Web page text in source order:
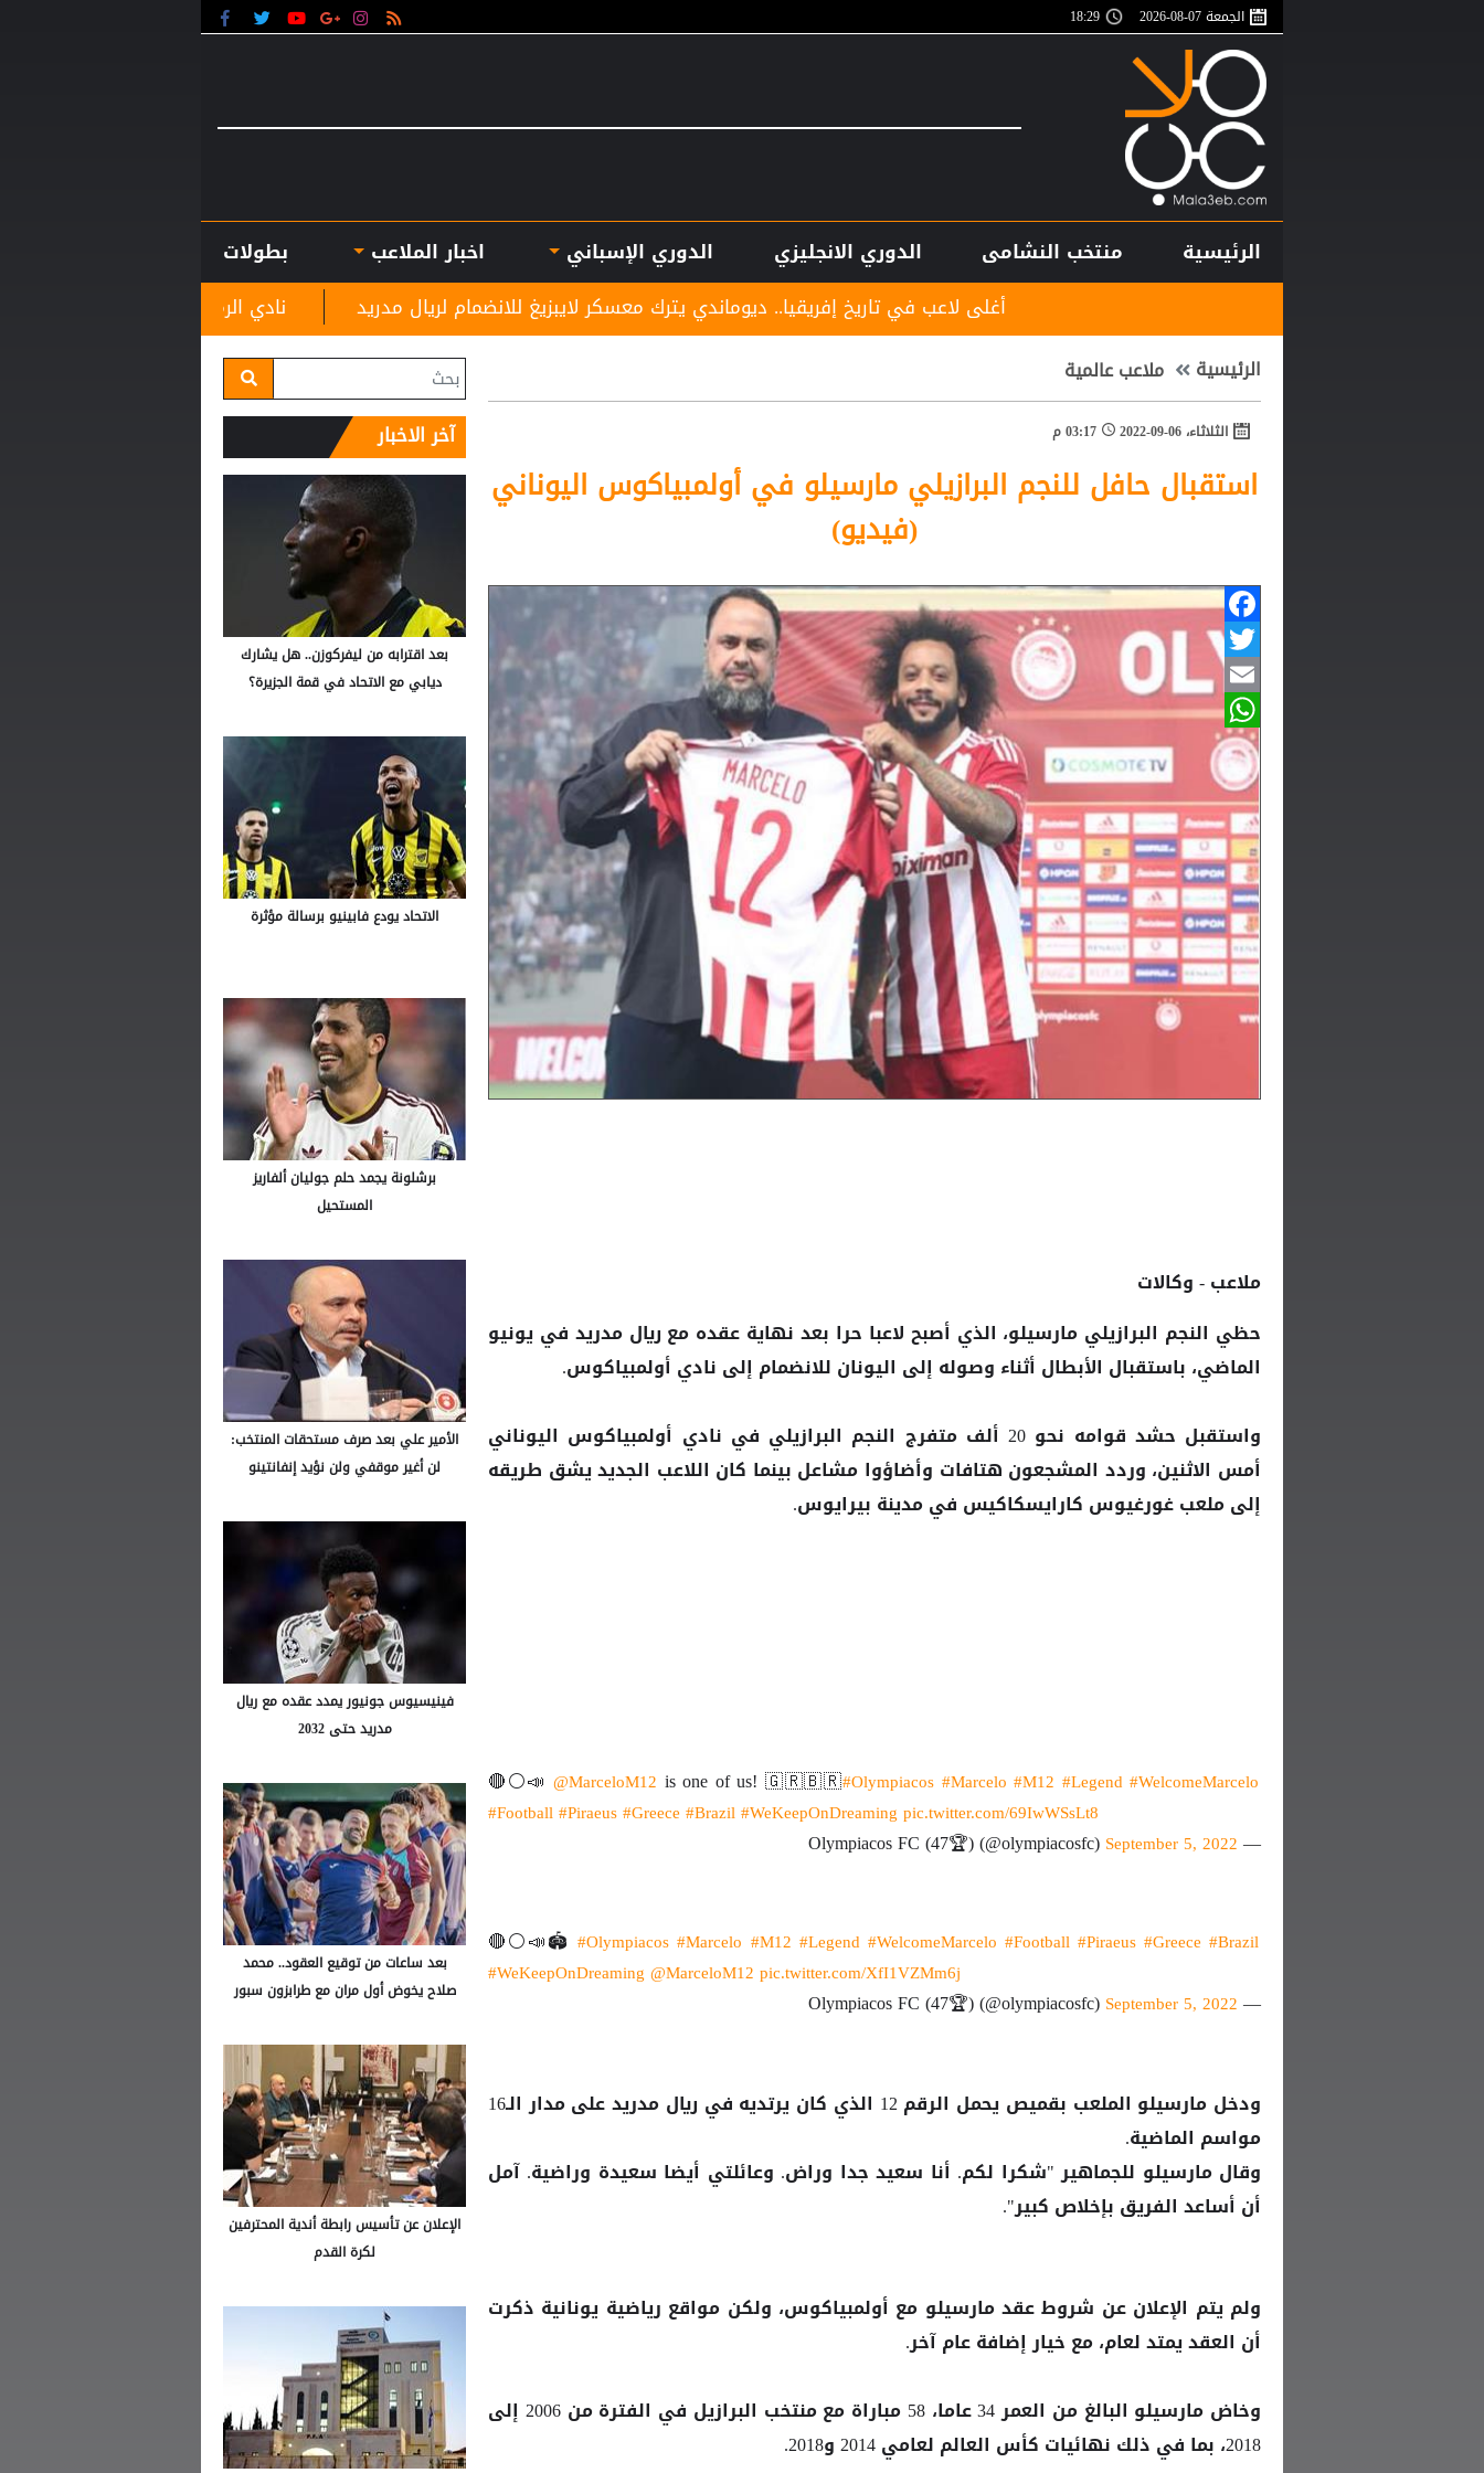
الجمعة 07-08-2026 18:29
الرئيسية منتخب النشامى الدوري الانجليزي الدوري الإسباني اخبار الملاعب
بطولات
نادي الرمثا يستقبل مدربه الجديد غاسانين استعدادًا
أغلى لاعب في تاريخ إفريقيا.. ديوماندي يترك معسكر لايبزيغ للانضمام لريال مدريد
الرئيسية ملاعب عالمية
الثلاثاء، 06-09-2022 03:17 م
استقبال حافل للنجم البرازيلي مارسيلو في أولمبياكوس اليوناني
(فيديو)
Facebook
Twitter
Email
WhatsApp
ملاعب - وكالات
حظي النجم البرازيلي مارسيلو، الذي أصبح لاعبا حرا بعد نهاية عقده مع ريال مدريد في يونيو
الماضي، باستقبال الأبطال أثناء وصوله إلى اليونان للانضمام إلى نادي أولمبياكوس.
واستقبل حشد قوامه نحو 20 ألف متفرج النجم البرازيلي في نادي أولمبياكوس اليوناني
أمس الاثنين، وردد المشجعون هتافات وأضاؤوا مشاعل بينما كان اللاعب الجديد يشق طريقه
إلى ملعب غورغيوس كارايسكاكيس في مدينة بيرايوس.
🔴⚪️📣@MarceloM12 is one of us! 🇬🇷🇧🇷#Olympiacos #Marcelo #M12 #Legend #WelcomeMarcelo
#Football#Piraeus#Greece #Brazil#WeKeepOnDreamingpic.twitter.com/69IwWSsLt8
— Olympiacos FC (47🏆) (@olympiacosfc)
September 5, 2022
🔴⚪️📣🏟#Olympiacos #Marcelo #M12 #Legend #WelcomeMarcelo #Football #Piraeus #Greece #Brazil
#WeKeepOnDreaming@MarceloM12 pic.twitter.com/XfI1VZMm6j
— Olympiacos FC (47🏆) (@olympiacosfc)
September 5, 2022
ودخل مارسيلو الملعب بقميص يحمل الرقم 12 الذي كان يرتديه في ريال مدريد على مدار الـ16
مواسم الماضية.
وقال مارسيلو للجماهير "شكرا لكم. أنا سعيد جدا وراض. وعائلتي أيضا سعيدة وراضية. آمل
أن أساعد الفريق بإخلاص كبير".
ولم يتم الإعلان عن شروط عقد مارسيلو مع أولمبياكوس، ولكن مواقع رياضية يونانية ذكرت
أن العقد يمتد لعام، مع خيار إضافة عام آخر.
وخاض مارسيلو البالغ من العمر 34 عاما، 58 مباراة مع منتخب البرازيل في الفترة من 2006 إلى
2018، بما في ذلك نهائيات كأس العالم لعامي 2014 و2018.
آخر الاخبار
بعد اقترابه من ليفركوزن.. هل يشارك
ديابي مع الاتحاد في قمة الجزيرة؟
الاتحاد يودع فابينيو برسالة مؤثرة
برشلونة يجمد حلم جوليان ألفاريز
المستحيل
الأمير علي بعد صرف مستحقات المنتخب:
لن أغير موقفي ولن نؤيد إنفانتينو
فينيسيوس جونيور يمدد عقده مع ريال
مدريد حتى 2032
بعد ساعات من توقيع العقود.. محمد
صلاح يخوض أول مران مع طرابزون سبور
الإعلان عن تأسيس رابطة أندية المحترفين
لكرة القدم